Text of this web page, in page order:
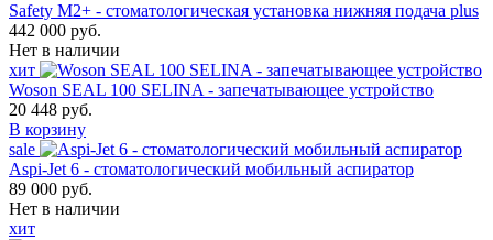
Safety M2+ - стоматологическая установка нижняя подача plus
442 000 руб.
Нет в наличии
хит
Woson SEAL 100 SELINA - запечатывающее устройство
20 448 руб.
В корзину
sale
Aspi-Jet 6 - стоматологический мобильный аспиратор
89 000 руб.
Нет в наличии
хит